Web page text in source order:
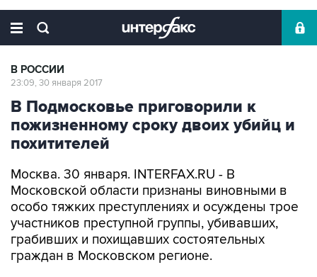
В РОССИИ
23:09, 30 января 2017
В Подмосковье приговорили к
пожизненному сроку двоих убийц и
похитителей
Москва. 30 января. INTERFAX.RU - В
Московской области признаны виновными в
особо тяжких преступлениях и осуждены трое
участников преступной группы, убивавших,
грабивших и похищавших состоятельных
граждан в Московском регионе.